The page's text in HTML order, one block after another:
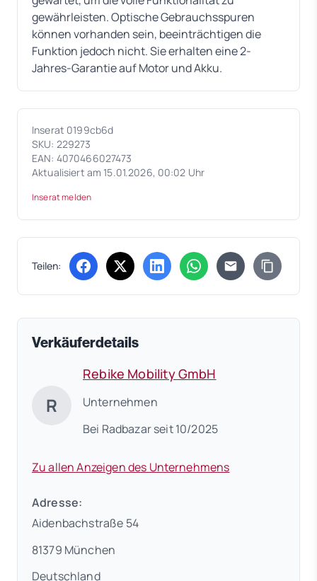
gewährleisten. Optische Gebrauchsspuren
können vorhanden sein, beeinträchtigen die
Funktion jedoch nicht. Sie erhalten eine 2-
Jahres-Garantie auf Motor und Akku.
Inserat 0199cb6d
SKU: 229273
EAN: 4070466027473
Aktualisiert am 15.01.2026, 00:02 Uhr
Inserat melden
Teilen: (öffnet in neuem Tab)
(öffnet in neuem Tab)
(öffnet in neuem Tab)
(öffnet in neuem Tab)
Verkäuferdetails
R
Rebike Mobility GmbH
Unternehmen
Bei Radbazar seit 10/2025
Zu allen Anzeigen des Unternehmens
Adresse:
Aidenbachstraße 54
81379 München
Deutschland